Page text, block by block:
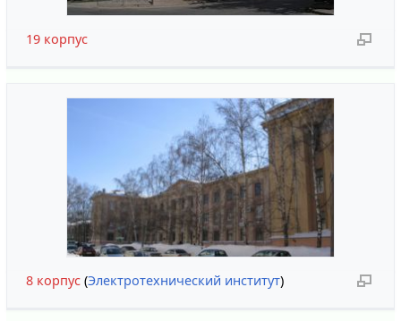
19 корпус
8 корпус (Электротехнический институт)